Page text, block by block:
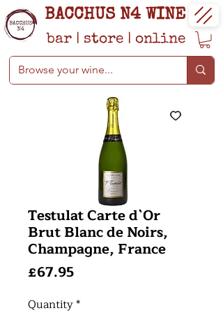
BACCHUS N4 WINE
bar | store | online
Testulat Carte d`Or
Brut Blanc de Noirs,
Champagne, France
£67.95Price
Quantity*